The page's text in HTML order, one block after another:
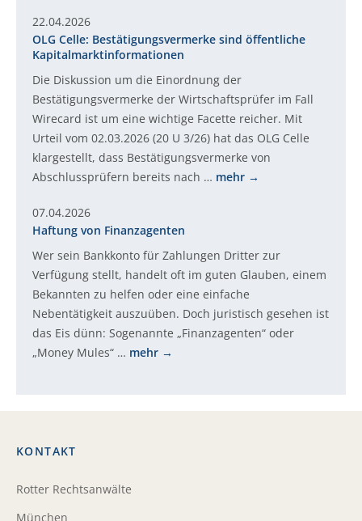
22.04.2026
OLG Celle: Bestätigungsvermerke sind öffentliche
Kapitalmarktinformationen
Die Diskussion um die Einordnung der
Bestätigungsvermerke der Wirtschaftsprüfer im Fall
Wirecard ist um eine wichtige Facette reicher. Mit
Urteil vom 02.03.2026 (20 U 3/26) hat das OLG Celle
klargestellt, dass Bestätigungsvermerke von
Abschlussprüfern bereits nach … mehr
07.04.2026
Haftung von Finanzagenten
Wer sein Bankkonto für Zahlungen Dritter zur
Verfügung stellt, handelt oft im guten Glauben, einem
Bekannten zu helfen oder eine einfache
Nebentätigkeit auszuüben. Doch juristisch gesehen ist
das Eis dünn: Sogenannte „Finanzagenten“ oder
„Money Mules“ … mehr
KONTAKT
Rotter Rechtsanwälte
München